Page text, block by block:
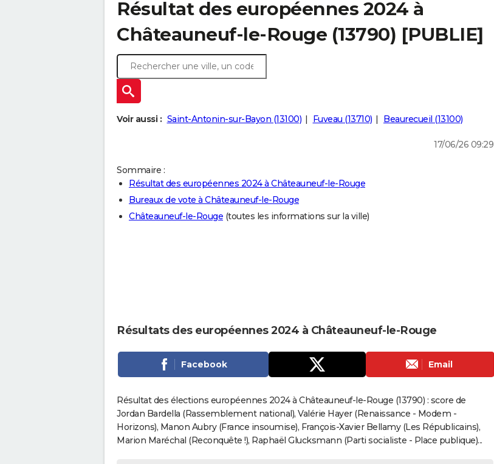
Résultat des européennes 2024 à
Châteauneuf-le-Rouge (13790) [PUBLIE]
Voir aussi : Saint-Antonin-sur-Bayon (13100) Fuveau (13710) Beaurecueil (13100)
17/06/26 09:29
Sommaire :
Résultat des européennes 2024 à Châteauneuf-le-Rouge
Bureaux de vote à Châteauneuf-le-Rouge
Châteauneuf-le-Rouge (toutes les informations sur la ville)
Résultats des européennes 2024 à Châteauneuf-le-Rouge
Facebook Email
Résultat des élections européennes 2024 à Châteauneuf-le-Rouge (13790) : score de
Jordan Bardella (Rassemblement national), Valérie Hayer (Renaissance - Modem -
Horizons), Manon Aubry (France insoumise), François-Xavier Bellamy (Les Républicains),
Marion Maréchal (Reconquête !), Raphaël Glucksmann (Parti socialiste - Place publique)...